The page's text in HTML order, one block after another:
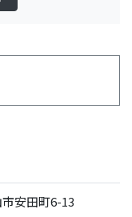
安田町6-13